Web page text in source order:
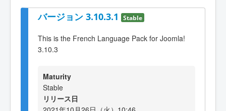
バージョン 3.10.3.1 Stable
This is the French Language Pack for Joomla!
3.10.3
Maturity
Stable
リリース日